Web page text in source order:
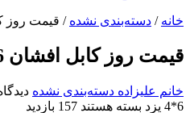
خانه / دسته‌بندی نشده / قیمت روز
قیمت روز کابل افشان 6*4 یزد
خانم علیزاده دسته‌بندی نشده
6*4 یزد
بسته هستند 157 بازدید